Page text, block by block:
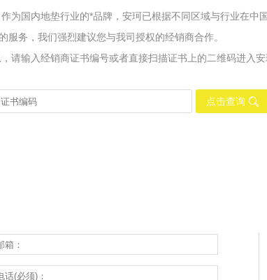
为国内地垫行业的*品牌，安珂已根据不同区域与行业在中
务，我们强烈建议您与我司授权的经销商合作。
请输入经销商证书编号或者直接扫描证书上的二维码进入安
点击查询